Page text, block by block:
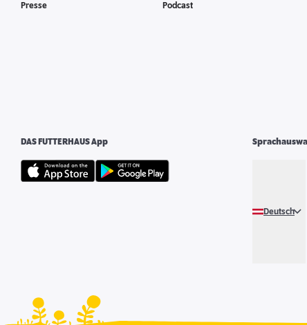
Presse Podcast
DAS FUTTERHAUS App
Deutsch